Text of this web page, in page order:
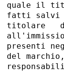
quale il
fatti salvi
titolare
presenti
del